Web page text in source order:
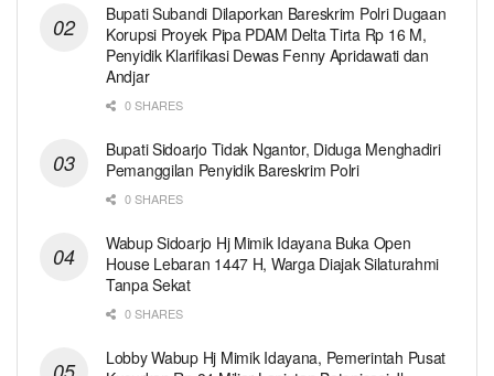
Bupati Subandi Dilaporkan Bareskrim Polri Dugaan
Korupsi Proyek Pipa PDAM Delta Tirta Rp 16 M,
Penyidik Klarifikasi Dewas Fenny Apridawati dan
Andjar
0 SHARES
Bupati Sidoarjo Tidak Ngantor, Diduga Menghadiri
Pemanggilan Penyidik Bareskrim Polri
0 SHARES
Wabup Sidoarjo Hj Mimik Idayana Buka Open
House Lebaran 1447 H, Warga Diajak Silaturahmi
Tanpa Sekat
0 SHARES
Lobby Wabup Hj Mimik Idayana, Pemerintah Pusat